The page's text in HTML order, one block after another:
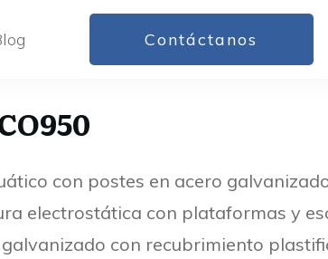
Contáctanos
con postes en acero
electrostática con plataformas y
con recubrimiento